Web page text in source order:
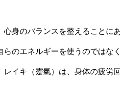
身のバランスを整えることに
のエネルギーを使うのではな
イキ（靈氣）は、身体の疲労